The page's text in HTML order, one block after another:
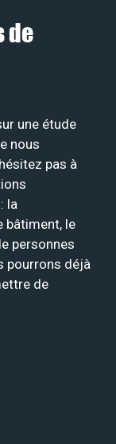
de
une étude
nous
pas à
la
bâtiment, le
personnes
pourrons déjà
de